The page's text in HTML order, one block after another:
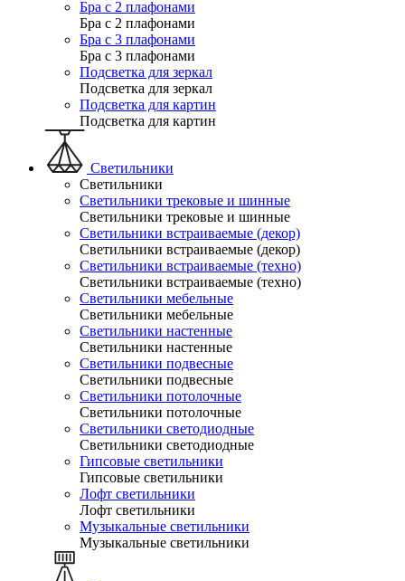
Бра с 2 плафонами
Бра с 2 плафонами
Бра с 3 плафонами
Бра с 3 плафонами
Подсветка для зеркал
Подсветка для зеркал
Подсветка для картин
Подсветка для картин
Светильники
Светильники
Светильники трековые и шинные
Светильники трековые и шинные
Светильники встраиваемые (декор)
Светильники встраиваемые (декор)
Светильники встраиваемые (техно)
Светильники встраиваемые (техно)
Светильники мебельные
Светильники мебельные
Светильники настенные
Светильники настенные
Светильники подвесные
Светильники подвесные
Светильники потолочные
Светильники потолочные
Светильники светодиодные
Светильники светодиодные
Гипсовые светильники
Гипсовые светильники
Лофт светильники
Лофт светильники
Музыкальные светильники
Музыкальные светильники